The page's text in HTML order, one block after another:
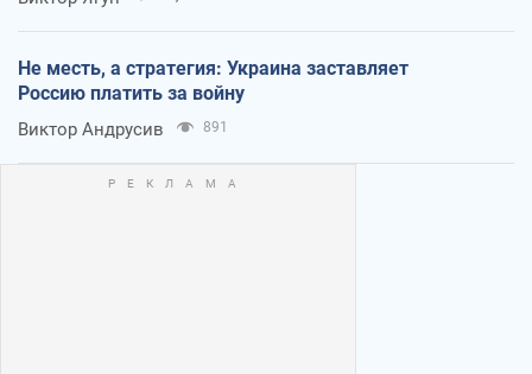
Не месть, а стратегия: Украина заставляет
Россию платить за войну
Виктор Андрусив 891